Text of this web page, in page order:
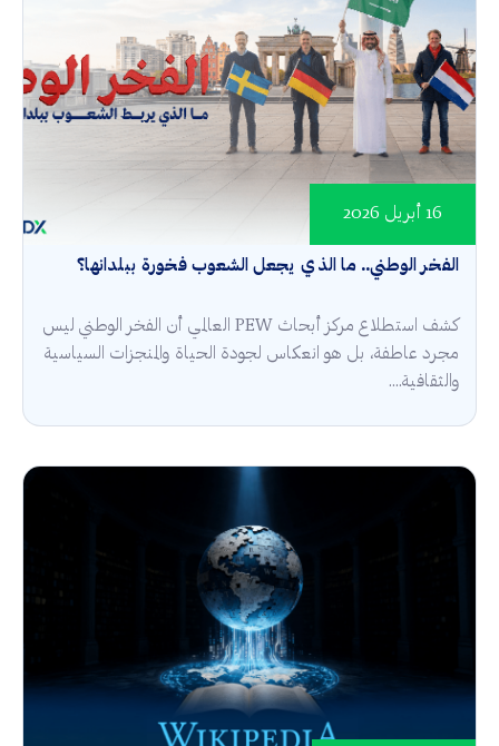
الفخر الوطني.. ما الذي يجعل الشعوب فخورة ببلدانها؟
16 أبريل 2026
كشف استطلاع مركز أبحاث PEW العالمي أن الفخر الوطني ليس
مجرد عاطفة، بل هو انعكاس لجودة الحياة والمنجزات السياسية
والثقافية....